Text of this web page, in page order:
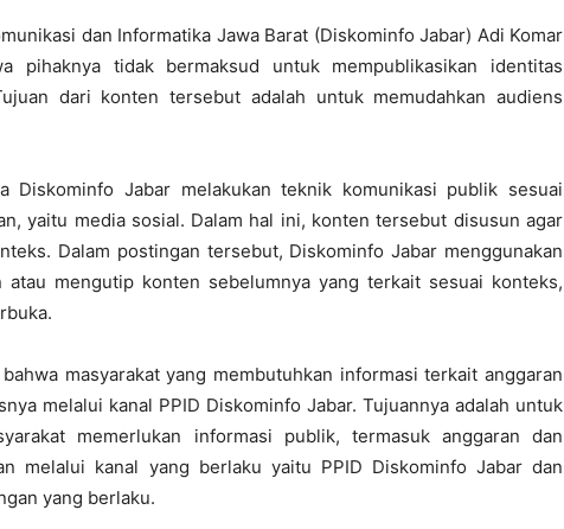
dan Informatika Jawa Barat (Diskominfo Jabar) Adi Komar
pihaknya tidak bermaksud untuk mempublikasikan identitas
dari konten tersebut adalah untuk memudahkan audiens
Diskominfo Jabar melakukan teknik komunikasi publik sesuai
yaitu media sosial. Dalam hal ini, konten tersebut disusun agar
Dalam postingan tersebut, Diskominfo Jabar menggunakan
atau mengutip konten sebelumnya yang terkait sesuai konteks,
masyarakat yang membutuhkan informasi terkait anggaran
melalui kanal PPID Diskominfo Jabar. Tujuannya adalah untuk
memerlukan informasi publik, termasuk anggaran dan
yang berlaku.